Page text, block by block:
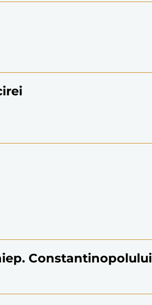
Constantinopolului